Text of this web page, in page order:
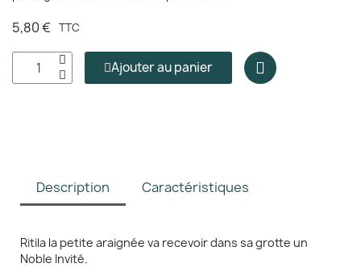
5,80 € TTC
Ajouter au panier
Description Caractéristiques
Ritila la petite araignée va recevoir dans sa grotte un
Noble Invité.